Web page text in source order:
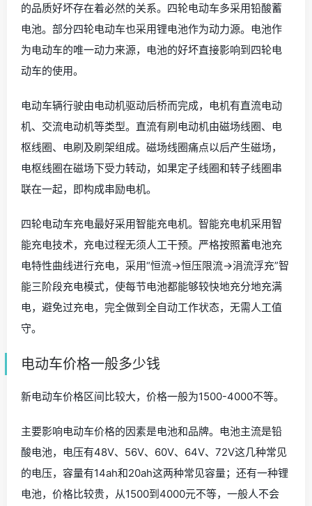
的品质好坏存在着必然的关系。四轮电动车多采用铅酸蓄
电池。部分四轮电动车也采用锂电池作为动力源。电池作
为电动车的唯一动力来源，电池的好坏直接影响到四轮电
动车的使用。
电动车辆行驶由电动机驱动后桥而完成，电机有直流电动
机、交流电动机等类型。直流有刷电动机由磁场线圈、电
枢线圈、电刷及刷架组成。磁场线圈痛点以后产生磁场，
电枢线圈在磁场下受力转动，如果定子线圈和转子线圈串
联在一起，即构成串励电机。
四轮电动车充电最好采用智能充电机。智能充电机采用智
能充电技术，充电过程无须人工干预。严格按照蓄电池充
电特性曲线进行充电，采用“恒流→恒压限流→涓流浮充”智
能三阶段充电模式，使每节电池都能够较快地充分地充满
电，避免过充电，完全做到全自动工作状态，无需人工值
守。
电动车价格一般多少钱
新电动车价格区间比较大，价格一般为1500-4000不等。
主要影响电动车价格的因素是电池和品牌。电池主流是铅
酸电池，电压有48V、56V、60V、64V、72V这几种常见
的电压，容量有14ah和20ah这两种常见容量；还有一种锂
电池，价格比较贵，从1500到4000元不等，一般人不会